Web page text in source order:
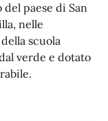
paese di San
nelle
scuola
verde e dotato